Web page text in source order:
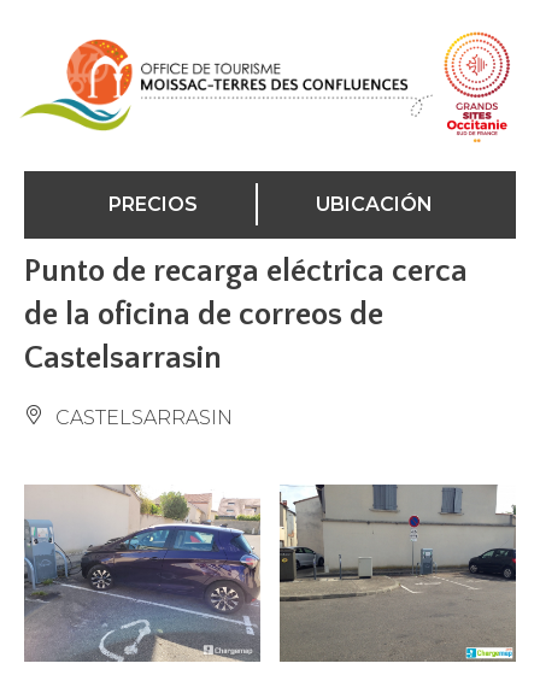
PRECIOS UBICACIÓN
Punto de recarga eléctrica cerca
de la oficina de correos de
Castelsarrasin
CASTELSARRASIN